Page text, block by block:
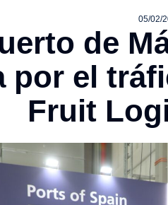
05/02/
de
por el
Fruit